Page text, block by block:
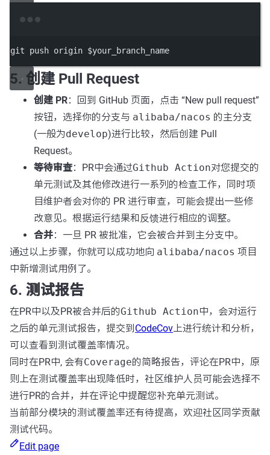
git push origin $your_branch_name
5. 创建 Pull Request
创建 PR：回到 GitHub 页面，点击 “New pull request”
按钮，选择你的分支与 alibaba/nacos 的主分支
(一般为develop)进行比较，然后创建 Pull
Request。
等待审查：PR中会通过Github Action对您提交的
单元测试及其他修改进行一系列的检查工作，同时项
目维护者会对你的 PR 进行审查，可能会提出一些修
改意见。根据运行结果和反馈进行相应的调整。
合并：一旦 PR 被批准，它会被合并到主分支中。
通过以上步骤，你就可以成功地向 alibaba/nacos 项目
中新增测试用例了。
6. 测试报告
在PR中以及PR被合并后的Github Action中，会对运行
之后的单元测试报告，提交到 CodeCov上进行统计和分析，
可以查看到测试覆盖率情况。
同时在PR中, 会有Coverage的简略报告，评论在PR中，原
则上在测试覆盖率出现降低时，社区维护人员可能会选择不
进行PR的合并，并在评论中提醒您补充单元测试。
当前部分模块的测试覆盖率还有待提高，欢迎社区同学贡献
测试代码。
Edit page